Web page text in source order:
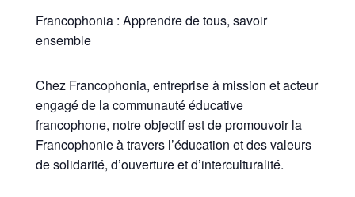
Francophonia : Apprendre de tous, savoir
ensemble
Chez Francophonia, entreprise à mission et acteur
engagé de la communauté éducative
francophone, notre objectif est de promouvoir la
Francophonie à travers l’éducation et des valeurs
de solidarité, d’ouverture et d’interculturalité.